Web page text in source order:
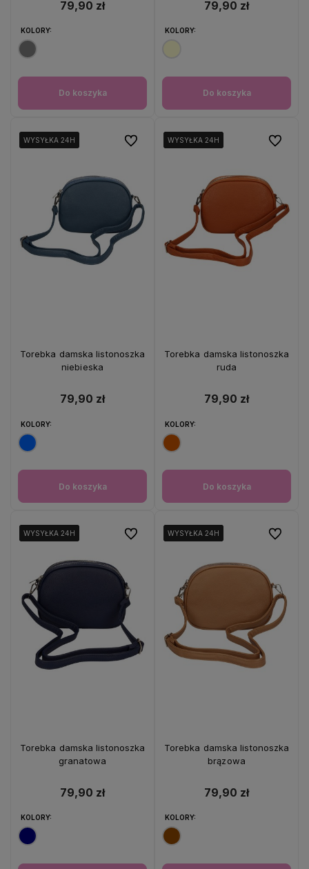
79,90 zł
KOLORY:
Do koszyka
79,90 zł
KOLORY:
Do koszyka
WYSYŁKA 24H
WYSYŁKA 24H
WYSYŁKA 24H
Torebka damska listonoszka
niebieska
79,90 zł
KOLORY:
Do koszyka
Do ulubionychWYSYŁKA 24H
WYSYŁKA 24H
WYSYŁKA 24H
Torebka damska listonoszka
ruda
79,90 zł
KOLORY:
Do koszyka
Do
WYSYŁKA 24H
WYSYŁKA 24H
WYSYŁKA 24H
Torebka damska listonoszka
granatowa
79,90 zł
KOLORY:
Do ulubionychWYSYŁKA 24H
WYSYŁKA 24H
WYSYŁKA 24H
Torebka damska listonoszka
brązowa
79,90 zł
KOLORY:
Do